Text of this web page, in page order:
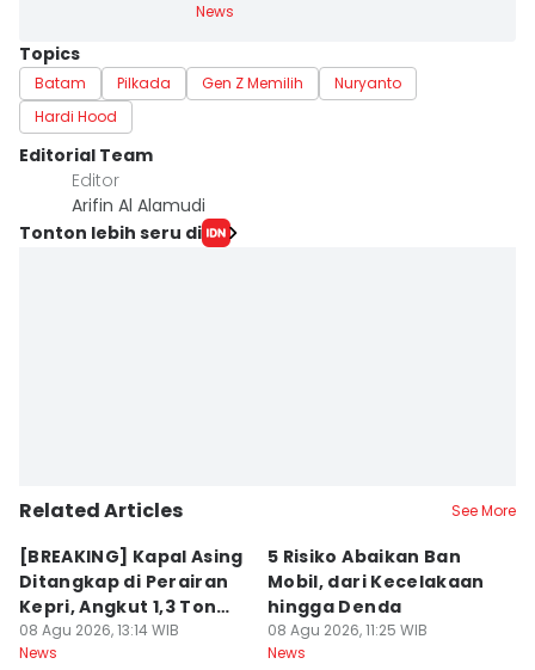
News
Topics
Batam Pilkada Gen Z Memilih
Nuryanto
Hardi Hood
Editorial Team
Editor
Arifin Al Alamudi
Tonton lebih seru di
Related Articles See More
[BREAKING] Kapal Asing
Ditangkap di Perairan
Kepri, Angkut 1,3 Ton
Sabu
08 Agu 2026, 13:14 WIB
News
5 Risiko Abaikan Ban
Mobil, dari Kecelakaan
hingga Denda
08 Agu 2026, 11:25 WIB
News